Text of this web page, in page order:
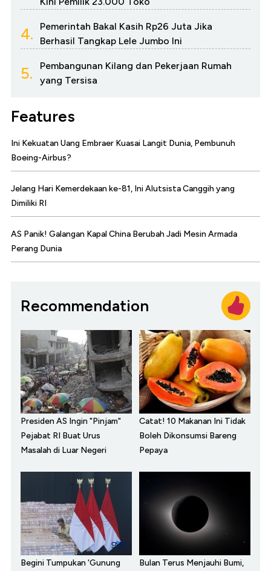
4.
Pemerintah Bakal Kasih Rp26 Juta Jika
Berhasil Tangkap Lele Jumbo Ini
5.
Pembangunan Kilang dan Pekerjaan Rumah
yang Tersisa
Features
Ini Kekuatan Uang Embraer Kuasai Langit Dunia, Pembunuh
Boeing-Airbus?
Jelang Hari Kemerdekaan ke-81, Ini Alutsista Canggih yang
Dimiliki RI
AS Panik! Galangan Kapal China Berubah Jadi Mesin Armada
Perang Dunia
Recommendation
Presiden AS Ingin "Pinjam"
Pejabat RI Buat Urus
Masalah di Luar Negeri
Catat! 10 Makanan Ini Tidak
Boleh Dikonsumsi Bareng
Pepaya
Begini Tumpukan 'Gunung
Bulan Terus Menjauhi Bumi,